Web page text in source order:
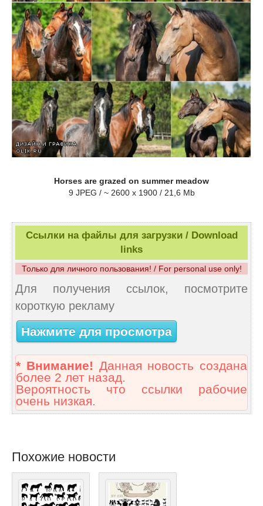
Horses are grazed on summer meadow
9 JPEG / ~ 2600 x 1900 / 21,6 Mb
Ссылки на файлы для загрузки / Download
links
Только для личного пользования! / For personal use only!
Для получения ссылок, посмотрите
короткую рекламу
Нажмите для просмотра
* Внимание! Данная новость создана
более 2 лет назад.
Вероятность что ссылки рабочие
очень низкая.
Похожие новости